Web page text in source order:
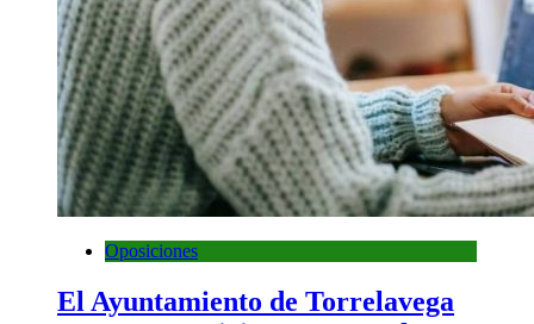
Oposiciones
El Ayuntamiento de Torrelavega